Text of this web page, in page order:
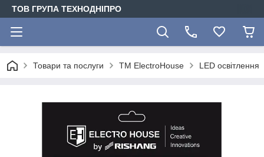
ТОВ ГРУПА ТЕХНОДНІПРО
Товари та послуги ТМ ElectroHouse LED освітлення